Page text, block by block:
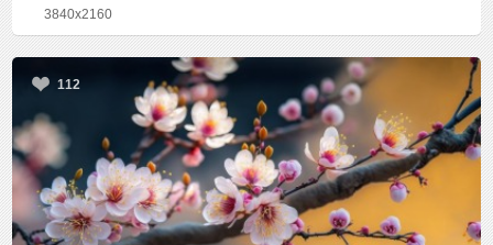
3840x2160
112